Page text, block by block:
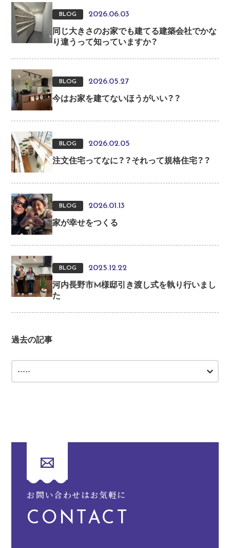
BLOG 2026.06.03
同じ大きさのお家でも建てる建築会社でかな
り違うって知っていますか？
BLOG 2026.05.27
今はお家を建てないほうがいい？？
BLOG 2026.02.05
注文住宅ってなに？？それって規格住宅？？
BLOG 2026.01.13
家が幸せをつくる
BLOG 2025.12.22
河内長野市M様邸引き渡し式を執り行いまし
た
過去の記事
お問い合わせはお気軽に
CONTACT